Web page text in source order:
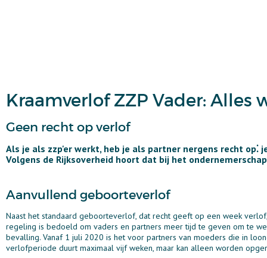
Kraamverlof ZZP Vader: Alles
Geen recht op verlof
Als je als zzp'er werkt, heb je als partner nergens recht
Volgens de Rijksoverheid hoort dat bij het
Aanvullend geboorteverlof
Naast het standaard geboorteverlof, dat recht geeft op een week
regeling is bedoeld om vaders en partners meer tijd te geven om te
bevalling. Vanaf 1 juli 2020 is het voor partners van moeders die in
verlofperiode duurt maximaal vijf weken, maar kan alleen worden